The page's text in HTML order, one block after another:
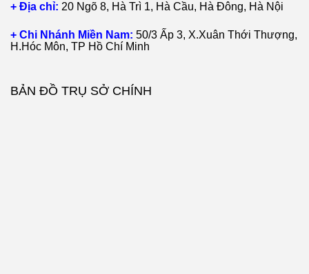
+ Địa chỉ: 20 Ngõ 8, Hà Trì 1, Hà Cầu, Hà Đông, Hà Nội
+ Chi Nhánh Miền Nam: 50/3 Ấp 3, X.Xuân Thới Thượng,
H.Hóc Môn, TP Hồ Chí Minh
BẢN ĐỒ TRỤ SỞ CHÍNH